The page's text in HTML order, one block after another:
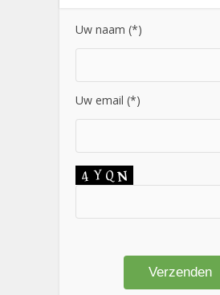
Uw naam (*)
Uw email (*)